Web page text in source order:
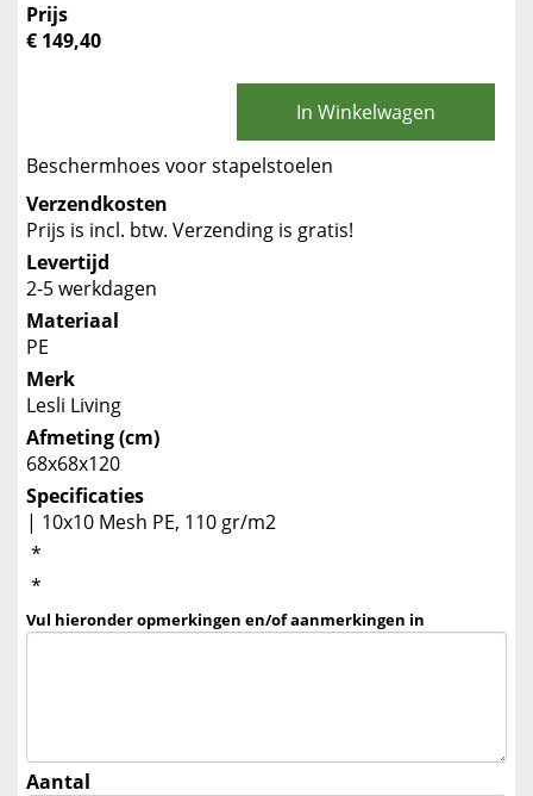
Prijs
€ 149,40
In Winkelwagen
Beschermhoes voor stapelstoelen
Verzendkosten
Prijs is incl. btw. Verzending is gratis!
Levertijd
2-5 werkdagen
Materiaal
PE
Merk
Lesli Living
Afmeting (cm)
68x68x120
Specificaties
| 10x10 Mesh PE, 110 gr/m2
*
*
Vul hieronder opmerkingen en/of aanmerkingen in
Aantal